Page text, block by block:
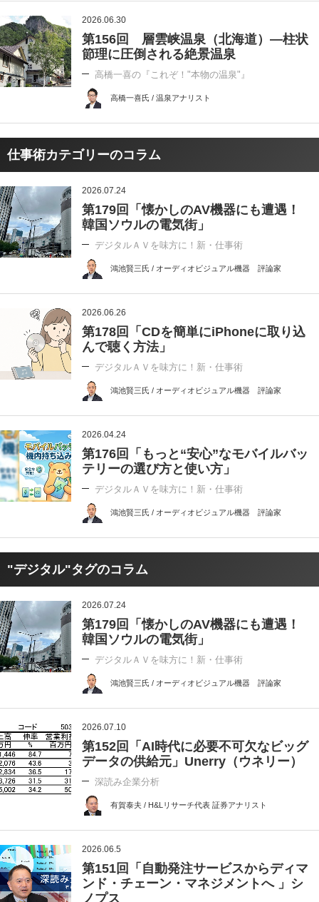
2026.06.30
第156回 層雲峡温泉（北海道）―柱状
節理に圧倒される絶景温泉
高橋一喜の『これぞ！"本物の温泉"』
高橋一喜氏 / 温泉アナリスト
仕事術カテゴリーのコラム
2026.07.24
第179回「懐かしのAV機器にも遭遇！
韓国ソウルの電気街」
デジタルＡＶを味方に！新・仕事術
鴻池賢三氏 / オーディオビジュアル機器 評論家
2026.06.26
第178回「CDを簡単にiPhoneに取り込
んで聴く方法」
デジタルＡＶを味方に！新・仕事術
鴻池賢三氏 / オーディオビジュアル機器 評論家
2026.04.24
第176回「もっと“安心”なモバイルバッ
テリーの選び方と使い方」
デジタルＡＶを味方に！新・仕事術
鴻池賢三氏 / オーディオビジュアル機器 評論家
"デジタル"タグのコラム
2026.07.24
第179回「懐かしのAV機器にも遭遇！
韓国ソウルの電気街」
デジタルＡＶを味方に！新・仕事術
鴻池賢三氏 / オーディオビジュアル機器 評論家
2026.07.10
第152回「AI時代に必要不可欠なビッグ
データの供給元」Unerry（ウネリー）
深読み企業分析
有賀泰夫 / H&Lリサーチ代表 証券アナリスト
2026.06.5
第151回「自動発注サービスからディマ
ンド・チェーン・マネジメントへ 」シ
ノプス